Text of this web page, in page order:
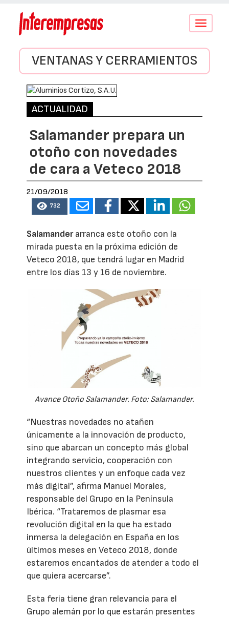
Conmutar
VENTANAS Y CERRAMIENTOS
ACTUALIDAD
Salamander prepara un
otoño con novedades
de cara a Veteco 2018
21/09/2018
732
Salamanderarranca este otoño con la
mirada puesta en la próxima edición de
Veteco 2018, que tendrá lugar en Madrid
entre los días 13 y 16 de noviembre.
Avance Otoño Salamander. Foto: Salamander.
“Nuestras novedades no atañen
únicamente a la innovación de producto,
sino que abarcan un concepto más global
integrando servicio, cooperación con
nuestros clientes y un enfoque cada vez
más digital”, afirma Manuel Morales,
responsable del Grupo en la Península
Ibérica. “Trataremos de plasmar esa
revolución digital en la que ha estado
inmersa la delegación en España en los
últimos meses en Veteco 2018, donde
estaremos encantados de atender a todo el
que quiera acercarse”.
Esta feria tiene gran relevancia para el
Grupo alemán por lo que estarán presentes